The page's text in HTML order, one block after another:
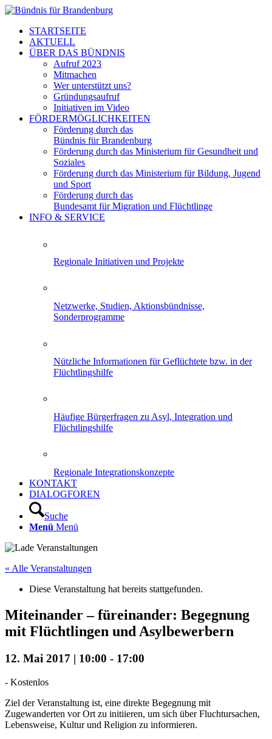
STARTSEITE
AKTUELL
ÜBER DAS BÜNDNIS
Aufruf 2023
Mitmachen
Wer unterstützt uns?
Gründungsaufruf
Initiativen im Video
FÖRDERMÖGLICHKEITEN
Förderung durch das
Bündnis für Brandenburg
Förderung durch das Ministerium für Gesundheit und
Soziales
Förderung durch das Ministerium für Bildung, Jugend
und Sport
Förderung durch das
Bundesamt für Migration und Flüchtlinge
INFO & SERVICE
Regionale Initiativen und Projekte
Netzwerke, Studien, Aktionsbündnisse,
Sonderprogramme
Nützliche Informationen für Geflüchtete bzw. in der
Flüchtlingshilfe
Häufige Bürgerfragen zu Asyl, Integration und
Flüchtlingshilfe
Regionale Integrationskonzepte
KONTAKT
DIALOGFOREN
Suche
Menü Menü
« Alle Veranstaltungen
Diese Veranstaltung hat bereits stattgefunden.
Miteinander – füreinander: Begegnung
mit Flüchtlingen und Asylbewerbern
12. Mai 2017 | 10:00 - 17:00
- Kostenlos
Ziel der Veranstaltung ist, eine direkte Begegnung mit
Zugewanderten vor Ort zu initiieren, um sich über Fluchtursachen,
Lebensweise, Kultur und Religion zu informieren.